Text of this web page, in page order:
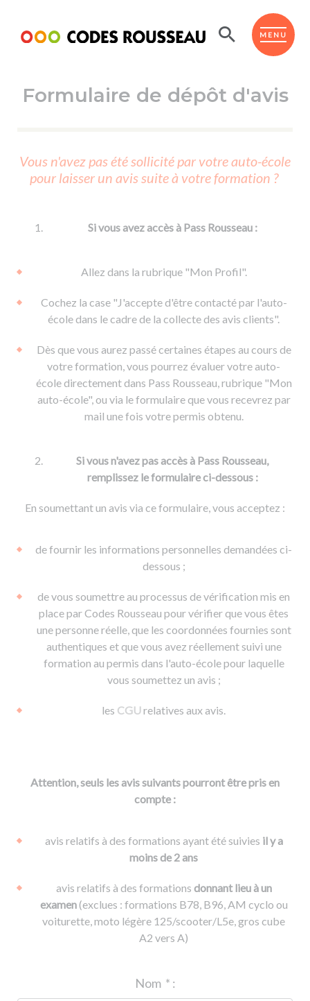
MENU
ESPACE ÉLÈVE
Code de la route
Passer l'ASSR
Réviser le code
Passer l'ETM
Permis voiture
Permis remorque
Permis & handicap
d'apprentissage
De la conduite en voiture
De la conduite à moto
Voir tous les supports
Formations pro.
Permis poids lourd
Formation FCO
Formation CACES
Devenir enseignant de la conduite
Ressources
Formulaire de dépôt d'avis
Vous n'avez pas été sollicité par votre auto-école
pour laisser un avis suite à votre formation ?
Si vous avez accès à Pass Rousseau :
Allez dans la rubrique "Mon Profil".
Cochez la case "J'accepte d'être contacté par l'auto-
école dans le cadre de la collecte des avis clients".
Dès que vous aurez passé certaines étapes au cours de
votre formation, vous pourrez évaluer votre auto-
école directement dans Pass Rousseau, rubrique "Mon
auto-école", ou via le formulaire que vous recevrez par
mail une fois votre permis obtenu.
Si vous n'avez pas accès à Pass Rousseau,
remplissez le formulaire ci-dessous :
En soumettant un avis via ce formulaire, vous acceptez :
de fournir les informations personnelles demandées ci-
dessous ;
de vous soumettre au processus de vérification mis en
place par Codes Rousseau pour vérifier que vous êtes
une personne réelle, que les coordonnées fournies sont
authentiques et que vous avez réellement suivi une
formation au permis dans l'auto-école pour laquelle
vous soumettez un avis ;
les CGUrelatives aux avis.
Attention, seuls les avis suivants pourront être pris en
compte :
avis relatifs à des formations ayant été suivies il y a
moins de 2 ans
avis relatifs à des formations donnant lieu à un
examen(exclues : formations B78, B96, AM cyclo ou
voiturette, moto légère 125/scooter/L5e, gros cube
A2 vers A)
* :